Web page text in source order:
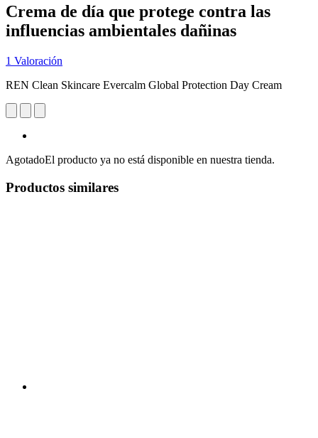
Crema de día que protege contra las
influencias ambientales dañinas
1 Valoración
REN Clean Skincare Evercalm Global Protection Day Cream
AgotadoEl producto ya no está disponible en nuestra tienda.
Productos similares